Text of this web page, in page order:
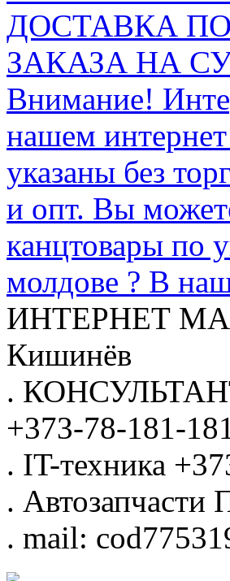
ДОСТАВКА
ЗАКАЗА НА
Внимание!
нашем
указаны без
и опт. Вы
канцтовары по
молдове ? В
ИНТЕРНЕТ
Кишинёв
.
+373-78-181-
. IT-техника
. Автозапчасти
. mail: